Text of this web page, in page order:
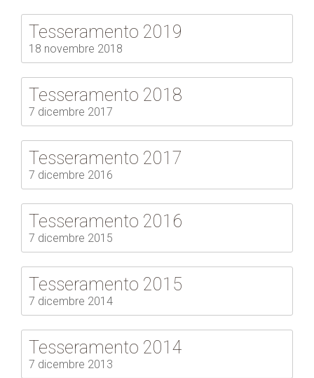
Tesseramento 2019
18 novembre 2018
Tesseramento 2018
7 dicembre 2017
Tesseramento 2017
7 dicembre 2016
Tesseramento 2016
7 dicembre 2015
Tesseramento 2015
7 dicembre 2014
Tesseramento 2014
7 dicembre 2013